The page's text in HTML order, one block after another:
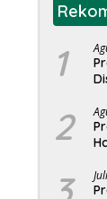
1
2
3